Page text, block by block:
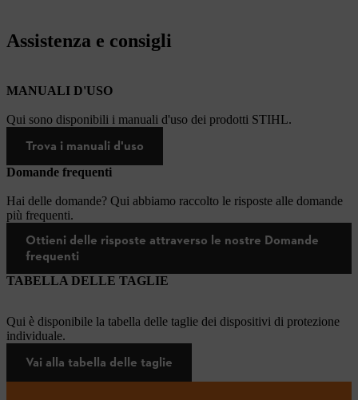
Assistenza e consigli
MANUALI D'USO
Qui sono disponibili i manuali d'uso dei prodotti STIHL.
Trova i manuali d'uso
Domande frequenti
Hai delle domande? Qui abbiamo raccolto le risposte alle domande
più frequenti.
Ottieni delle risposte attraverso le nostre Domande
frequenti
TABELLA DELLE TAGLIE
Qui è disponibile la tabella delle taglie dei dispositivi di protezione
individuale.
Vai alla tabella delle taglie